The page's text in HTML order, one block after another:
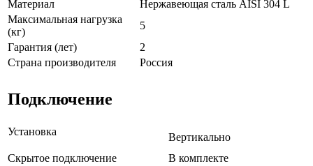
Материал
Нержавеющая сталь AISI 304 L
Максимальная нагрузка
(кг)
5
Гарантия (лет)
2
Страна производителя
Россия
Подключение
Установка
Вертикально
Скрытое подключение
В комплекте